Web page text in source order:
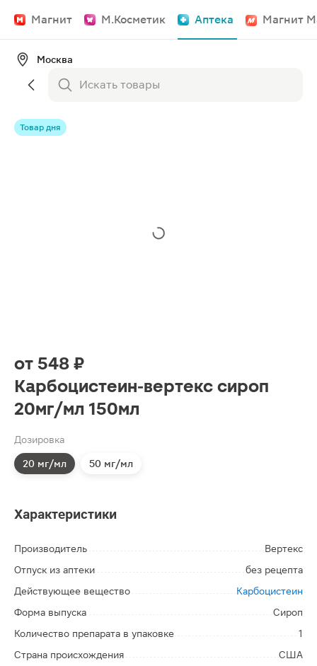
Магнит М.Косметик Аптека Магнит
Москва
Товар дня
от 548 ₽
Карбоцистеин-вертекс сироп
20мг/мл 150мл
Дозировка
20 мг/мл 50 мг/мл
Характеристики
Производитель
Вертекс
Отпуск из аптеки
без рецепта
Действующее вещество
Карбоцистеин
Форма выпуска
Сироп
Количество препарата в упаковке
1
Страна происхождения
США